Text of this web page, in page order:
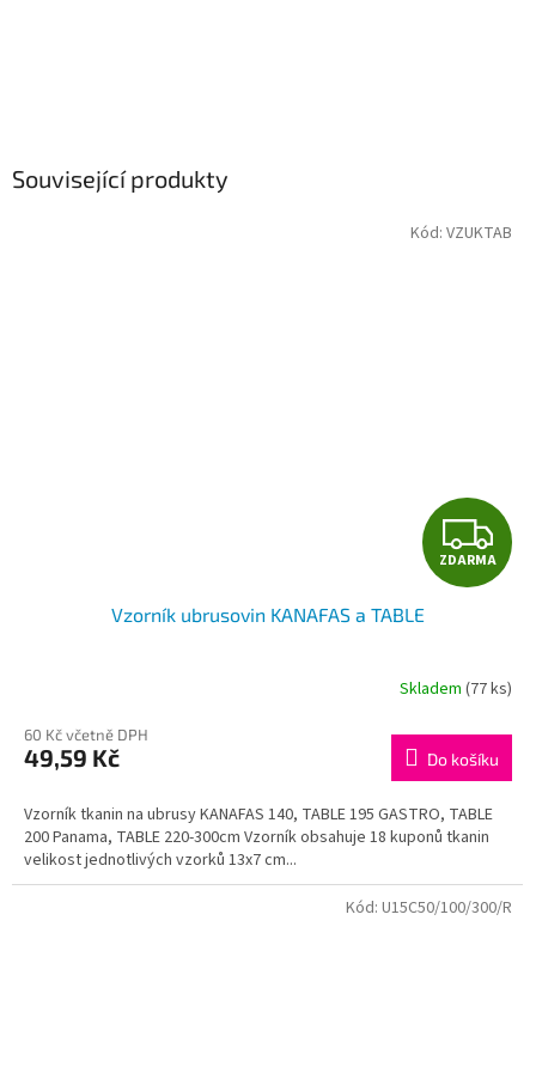
Související produkty
Z
D
R
M
A
ZDARMA
Vzorník ubrusovin KANAFAS a TABLE
Skladem (77 ks)
60 Kč včetně DPH
49,59 Kč Do košíku
Vzorník tkanin na ubrusy KANAFAS 140, TABLE 195 GASTRO, TABLE
200 Panama, TABLE 220-300cm Vzorník obsahuje 18 kuponů tkanin
velikost jednotlivých vzorků 13x7 cm...
Kód: VZUKTAB
Kód: U15C50/100/300/R